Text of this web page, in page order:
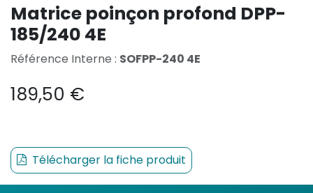
Matrice poinçon profond DPP-
185/240 4E
Référence Interne : SOFPP-240 4E
189,50 €
Télécharger la fiche produit